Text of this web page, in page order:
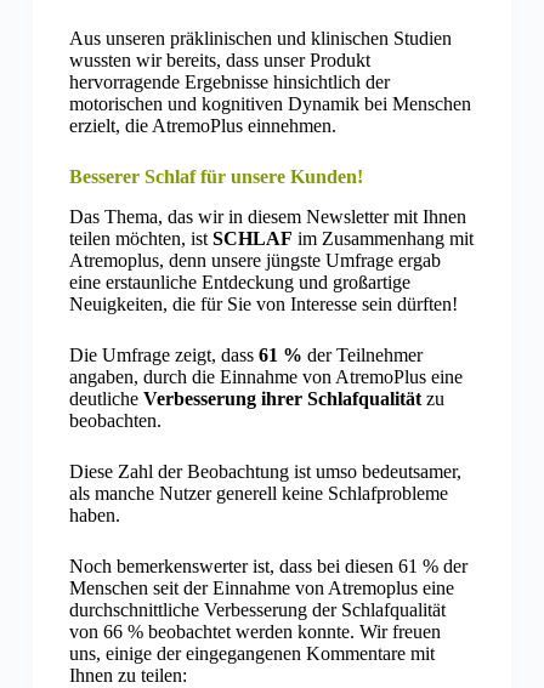
Aus unseren präklinischen und klinischen Studien
wussten wir bereits, dass unser Produkt
hervorragende Ergebnisse hinsichtlich der
motorischen und kognitiven Dynamik bei Menschen
erzielt, die AtremoPlus einnehmen.
Besserer Schlaf für unsere Kunden!
Das Thema, das wir in diesem Newsletter mit Ihnen
teilen möchten, ist SCHLAF im Zusammenhang mit
Atremoplus, denn unsere jüngste Umfrage ergab
eine erstaunliche Entdeckung und großartige
Neuigkeiten, die für Sie von Interesse sein dürften!
Die Umfrage zeigt, dass 61 % der Teilnehmer
angaben, durch die Einnahme von AtremoPlus eine
deutliche Verbesserung ihrer Schlafqualität zu
beobachten.
Diese Zahl der Beobachtung ist umso bedeutsamer,
als manche Nutzer generell keine Schlafprobleme
haben.
Noch bemerkenswerter ist, dass bei diesen 61 % der
Menschen seit der Einnahme von Atremoplus eine
durchschnittliche Verbesserung der Schlafqualität
von 66 % beobachtet werden konnte. Wir freuen
uns, einige der eingegangenen Kommentare mit
Ihnen zu teilen: